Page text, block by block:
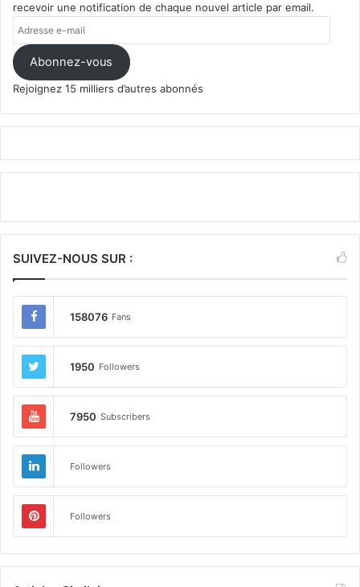
recevoir une notification de chaque nouvel article par email.
Adresse
e-
mail Abonnez-vous
Rejoignez 15 milliers d’autres abonnés
SUIVEZ-NOUS SUR :
158076 Fans
1950 Followers
7950 Subscribers
Followers
Followers